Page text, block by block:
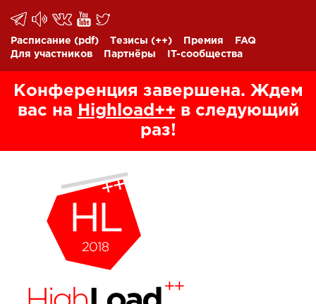
Расписание (pdf) Тезисы (++) Премия
FAQ
Для участников
Партнёры IT-сообщества
Конференция завершена. Ждем
вас на Highload++ в следующий
раз!